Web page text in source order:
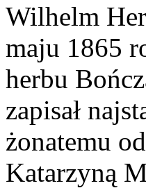
Wilhelm
maju 1865
herbu
zapisał
żonatemu
Katarzyną